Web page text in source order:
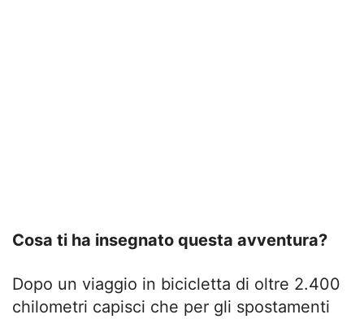
Cosa ti ha insegnato questa avventura?
Dopo un viaggio in bicicletta di oltre 2.400
chilometri capisci che per gli spostamenti